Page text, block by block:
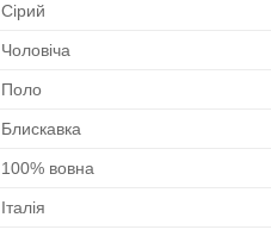
Сірий
Чоловіча
Поло
Блискавка
100% вовна
Італія